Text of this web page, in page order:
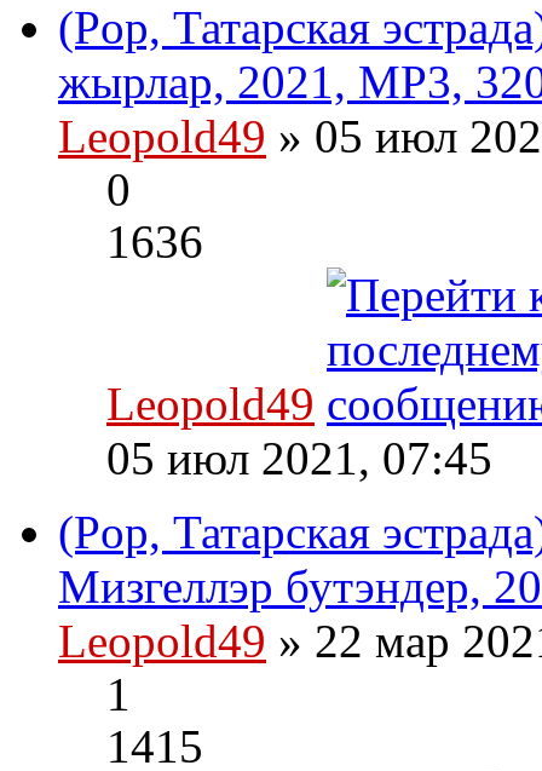
(Pop, Татарская
жырлар, 2021, MP3,
Leopold49 » 05 июл
0
1636
Leopold49
05 июл 2021, 07:45
(Pop, Татарская
Мизгеллэр бутэндер,
Leopold49 » 22 мар
1
1415